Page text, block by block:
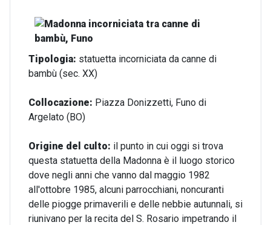
Tipologia: statuetta incorniciata da canne di
bambù (sec. XX)
Collocazione: Piazza Donizzetti, Funo di
Argelato (BO)
Origine del culto: il punto in cui oggi si trova
questa statuetta della Madonna è il luogo storico
dove negli anni che vanno dal maggio 1982
all'ottobre 1985, alcuni parrocchiani, noncuranti
delle piogge primaverili e delle nebbie autunnali, si
riunivano per la recita del S. Rosario impetrando il